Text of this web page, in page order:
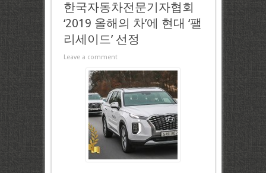
한국자동차전문기자협회
‘2019 올해의 차’에 현대 ‘팰
리세이드’ 선정
Leave a comment